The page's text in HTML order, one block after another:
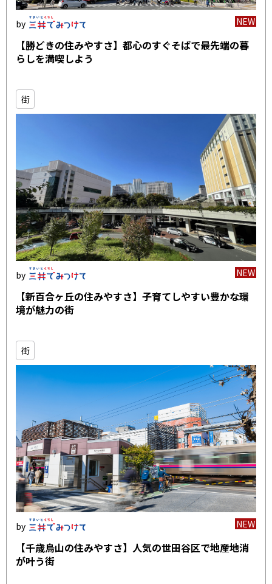
NEW
【勝どきの住みやすさ】都心のすぐそばで最先端の暮
らしを満喫しよう
街
NEW
【新百合ヶ丘の住みやすさ】子育てしやすい豊かな環
境が魅力の街
街
NEW
【千歳烏山の住みやすさ】人気の世田谷区で地産地消
が叶う街